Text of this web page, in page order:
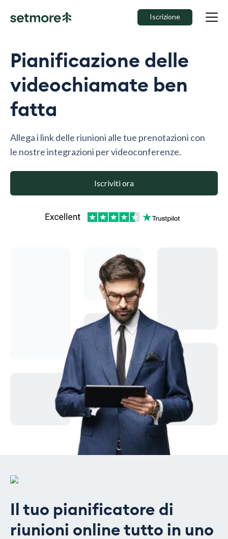
Iscrizione
Pianificazione delle
videochiamate ben
fatta
Allega i link delle riunioni alle tue prenotazioni con
le nostre integrazioni per videoconferenze.
Iscriviti ora
Il tuo pianificatore di
riunioni online tutto in uno